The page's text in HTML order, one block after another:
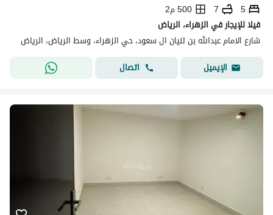
5
7
500 م2
فيلا للإيجار في الزهراء، الرياض
شارع الامام عبدالله بن ثنيان ال سعود، حي الزهراء، وسط الرياض، الرياض
الإيميل
اتصال